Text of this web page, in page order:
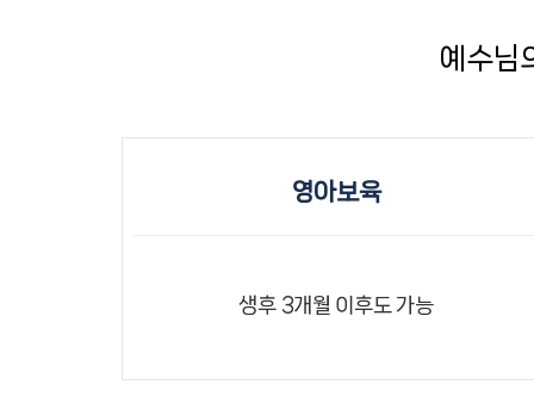
예수님
영아보육
생후 3개월 이후도 가능